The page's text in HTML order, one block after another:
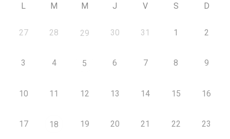
L M M J V S D
27 28 29 30 31 1 2
3 4 5 6 7 8 9
10 11 12 13 14 15 16
17 18 19 20 21 22 23